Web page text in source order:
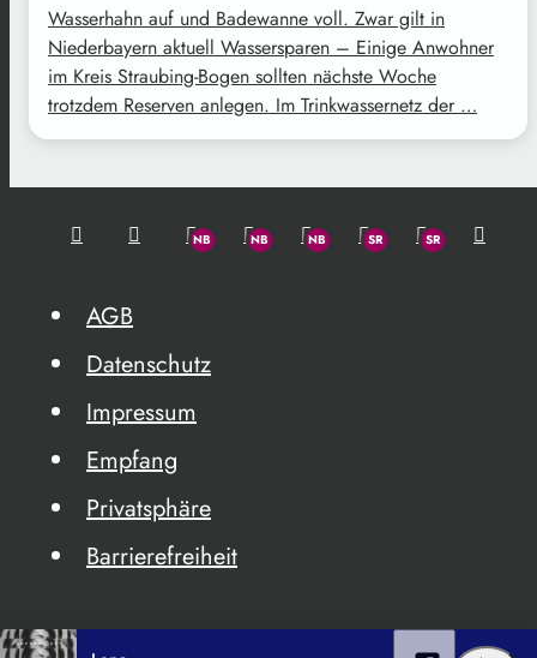
Wasserhahn auf und Badewanne voll. Zwar gilt in
Niederbayern aktuell Wassersparen – Einige Anwohner
im Kreis Straubing-Bogen sollten nächste Woche
trotzdem Reserven anlegen. Im Trinkwassernetz der …
AGB
Datenschutz
Impressum
Empfang
Privatsphäre
Barrierefreiheit